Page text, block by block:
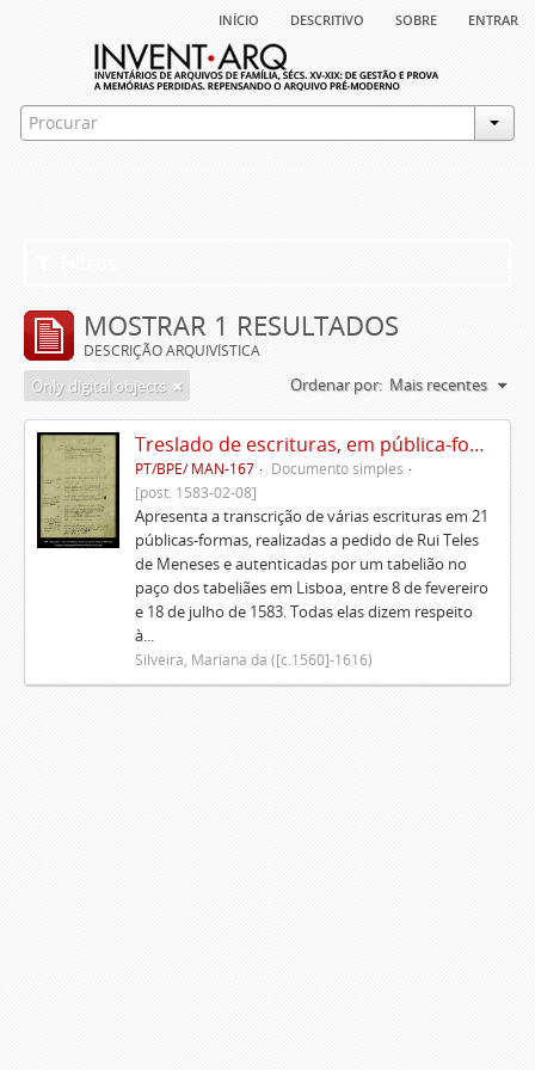
início descritivo sobre entrar
MOSTRAR 1 RESULTADOS
DESCRIÇÃO ARQUIVÍSTICA
Only digital objects Ordenar por: Mais recentes
Treslado de escrituras, em pública-forma, de Rui Teles de Meneses
PT/BPE/ MAN-167
Documento simples
[post. 1583-02-08]
Apresenta a transcrição de várias escrituras em 21
públicas-formas, realizadas a pedido de Rui Teles
de Meneses e autenticadas por um tabelião no
paço dos tabeliães em Lisboa, entre 8 de fevereiro
e 18 de julho de 1583. Todas elas dizem respeito
à...
Silveira, Mariana da ([c.1560]-1616)